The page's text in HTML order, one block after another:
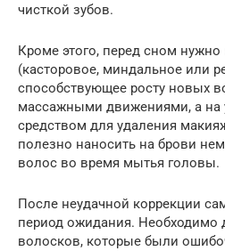
чисткой зубов.
Кроме этого, перед сном
(касторовое, миндальное или
способствующее росту новых
массажными движениями, а
средством для удаления
полезно наносить на брови
волос во время мытья головы.
После неудачной коррекции
период ожидания. Необходимо
волосков, которые были